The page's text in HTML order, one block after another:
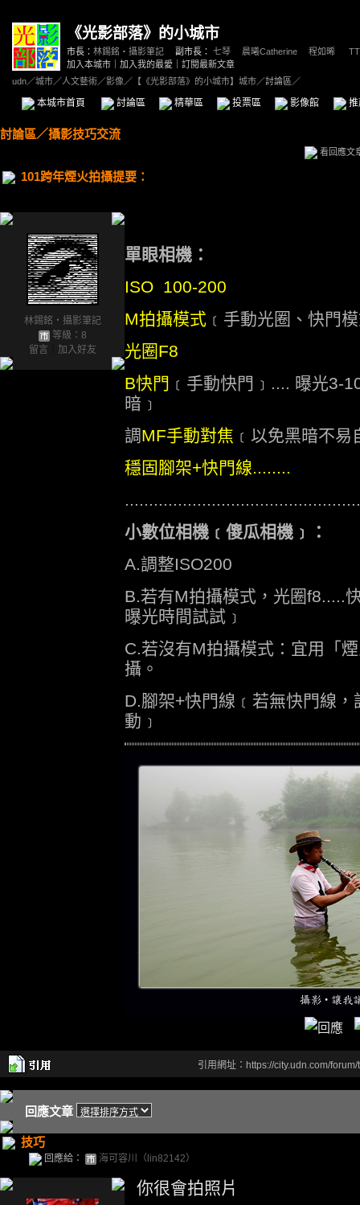
《光影部落》的小城市
市長： 林錫銘‧攝影筆記 副市長： 七琴 晨曦Catherine 程如晞
加入本城市
加入我的最愛
訂閱最新文章
udn／城市／人文藝術／影像 ／ 【《光影部落》的小城市】城市／討論區／
本城市首頁 討論區 精華區 投票區 影像館
討論區／攝影技巧交流
看回應文
101跨年煙火拍攝提要：
林錫銘‧攝影筆記
等級：8
留言
加入好友
單眼相機：
ISO 100-200
M拍攝模式 ﹝手動光圈、快門
光圈F8
B快門 ﹝手動快門﹞.... 曝光3-
暗﹞
調MF手動對焦 ﹝以免黑暗不
穩固腳架+快門線........
小數位相機﹝傻瓜相機﹞：
A.調整ISO200
B.若有M拍攝模式，光圈f8.....
曝光時間試試﹞
C.若沒有M拍攝模式：宜用「
攝。
D.腳架+快門線﹝若無快門線
動﹞
引用網址：https://city.udn.com/
回應文章
技巧
回應給： 海可容川（lin82142）
你很會拍照片